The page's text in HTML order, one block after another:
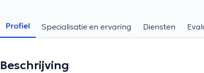
Profiel Specialisatie en ervaring Diensten
Beschrijving